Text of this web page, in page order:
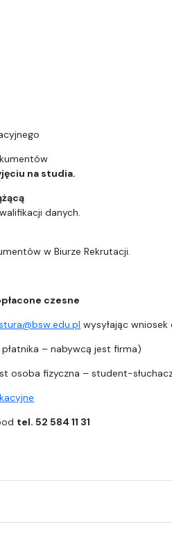
na studia.
danych.
w Biurze Rekrutacji.
czesne
wysyłając wniosek
– nabywcą jest firma)
osoba fizyczna – student-
tel. 52 584 11 31